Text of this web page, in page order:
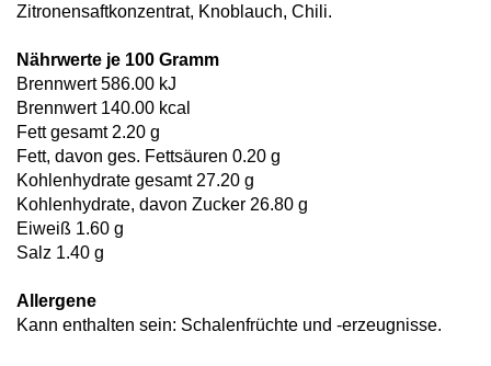
Zitronensaftkonzentrat, Knoblauch, Chili.
Nährwerte je 100 Gramm
Brennwert 586.00 kJ
Brennwert 140.00 kcal
Fett gesamt 2.20 g
Fett, davon ges. Fettsäuren 0.20 g
Kohlenhydrate gesamt 27.20 g
Kohlenhydrate, davon Zucker 26.80 g
Eiweiß 1.60 g
Salz 1.40 g
Allergene
Kann enthalten sein: Schalenfrüchte und -erzeugnisse.